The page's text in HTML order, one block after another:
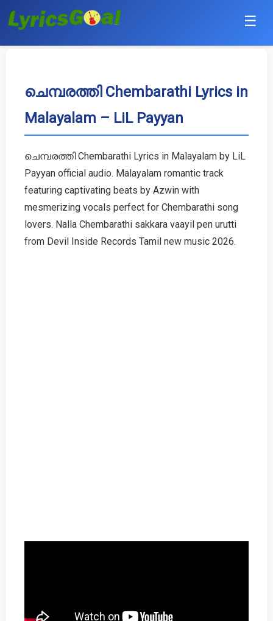
☰
Hindi
Bollywood
English
Tamil
ചെമ്പരത്തി Chembarathi Lyrics in
Malayalam – LiL Payyan
ചെമ്പരത്തി Chembarathi Lyrics in Malayalam by LiL
Payyan official audio. Malayalam romantic track
featuring captivating beats by Azwin with
mesmerizing vocals perfect for Chembarathi song
lovers. Nalla Chembarathi sakkara vaayil pen urutti
from Devil Inside Records Tamil new music 2026.